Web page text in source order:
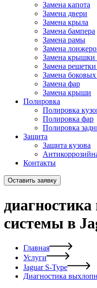
Замена капота
Замена двери
Замена крыла
Замена бампера
Замена рамы
Замена
Замена крышки
Замена решетки
Замена боковых
Замена фар
Замена крыши
Полировка
Полировка
Полировка фар
Полировка
Защита
Защита кузова
Контакты
Оставить заявку
системы в
Главная
Услуги
Jaguar S-Type
Диагностика